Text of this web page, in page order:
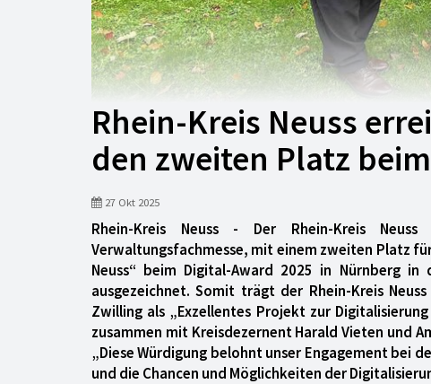
Rhein-Kreis Neuss
den zweiten Platz
27 Okt 2025
Rhein-Kreis Neuss - Der Rhein-Kreis
Verwaltungsfachmesse, mit einem zweiten Platz
Neuss“ beim Digital-Award 2025 in Nürnberg
ausgezeichnet. Somit trägt der Rhein-Kreis
Zwilling als „Exzellentes Projekt zur
zusammen mit Kreisdezernent Harald Vieten und
„Diese Würdigung belohnt unser Engagement bei
und die Chancen und Möglichkeiten der